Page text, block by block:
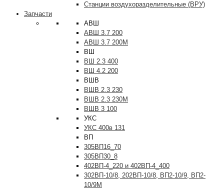
Станции воздухоразделительные (ВРУ)
Запчасти
АВШ
АВШ 3.7 200
АВШ 3.7 200М
ВШ
ВШ 2.3 400
ВШ 4.2 200
ВШВ
ВШВ 2.3 230
ВШВ 2.3 230М
ВШВ 3 100
УКС
УКС 400в 131
ВП
305ВП16_70
305ВП30_8
402ВП-4_220 и 402ВП-4_400
302ВП-10/8, 202ВП-10/8, ВП2-10/9, ВП2-
10/9М